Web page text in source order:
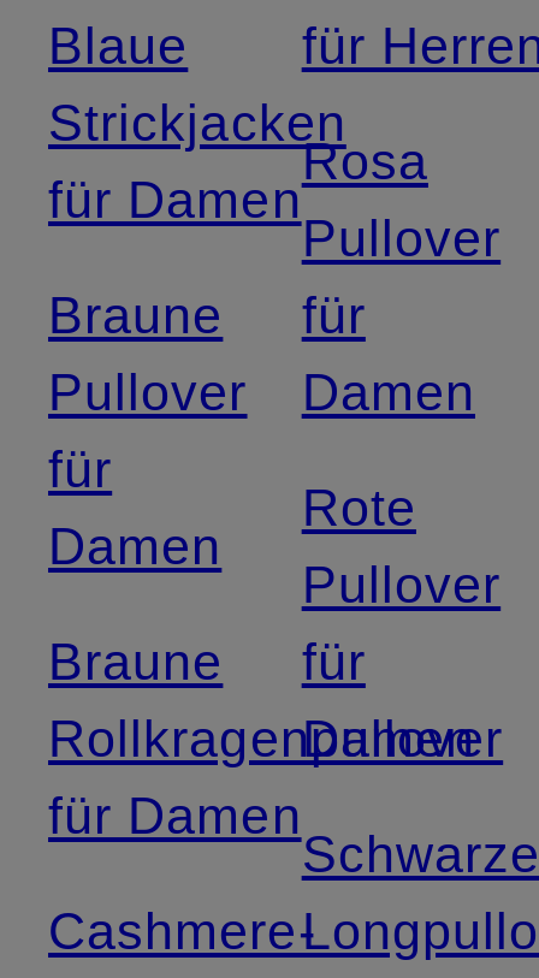
Blaue
Strickjacken
für Damen
Braune
Pullover
für
Damen
Braune
Rollkragenpullover
für Damen
Cashmere-
für
Rosa
Pullover
für
Damen
Rote
Pullover
für
Damen